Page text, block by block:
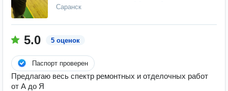
Саранск
5.0 5 оценок
Паспорт проверен
Предлагаю весь спектр ремонтных и отделочных работ
от А до Я